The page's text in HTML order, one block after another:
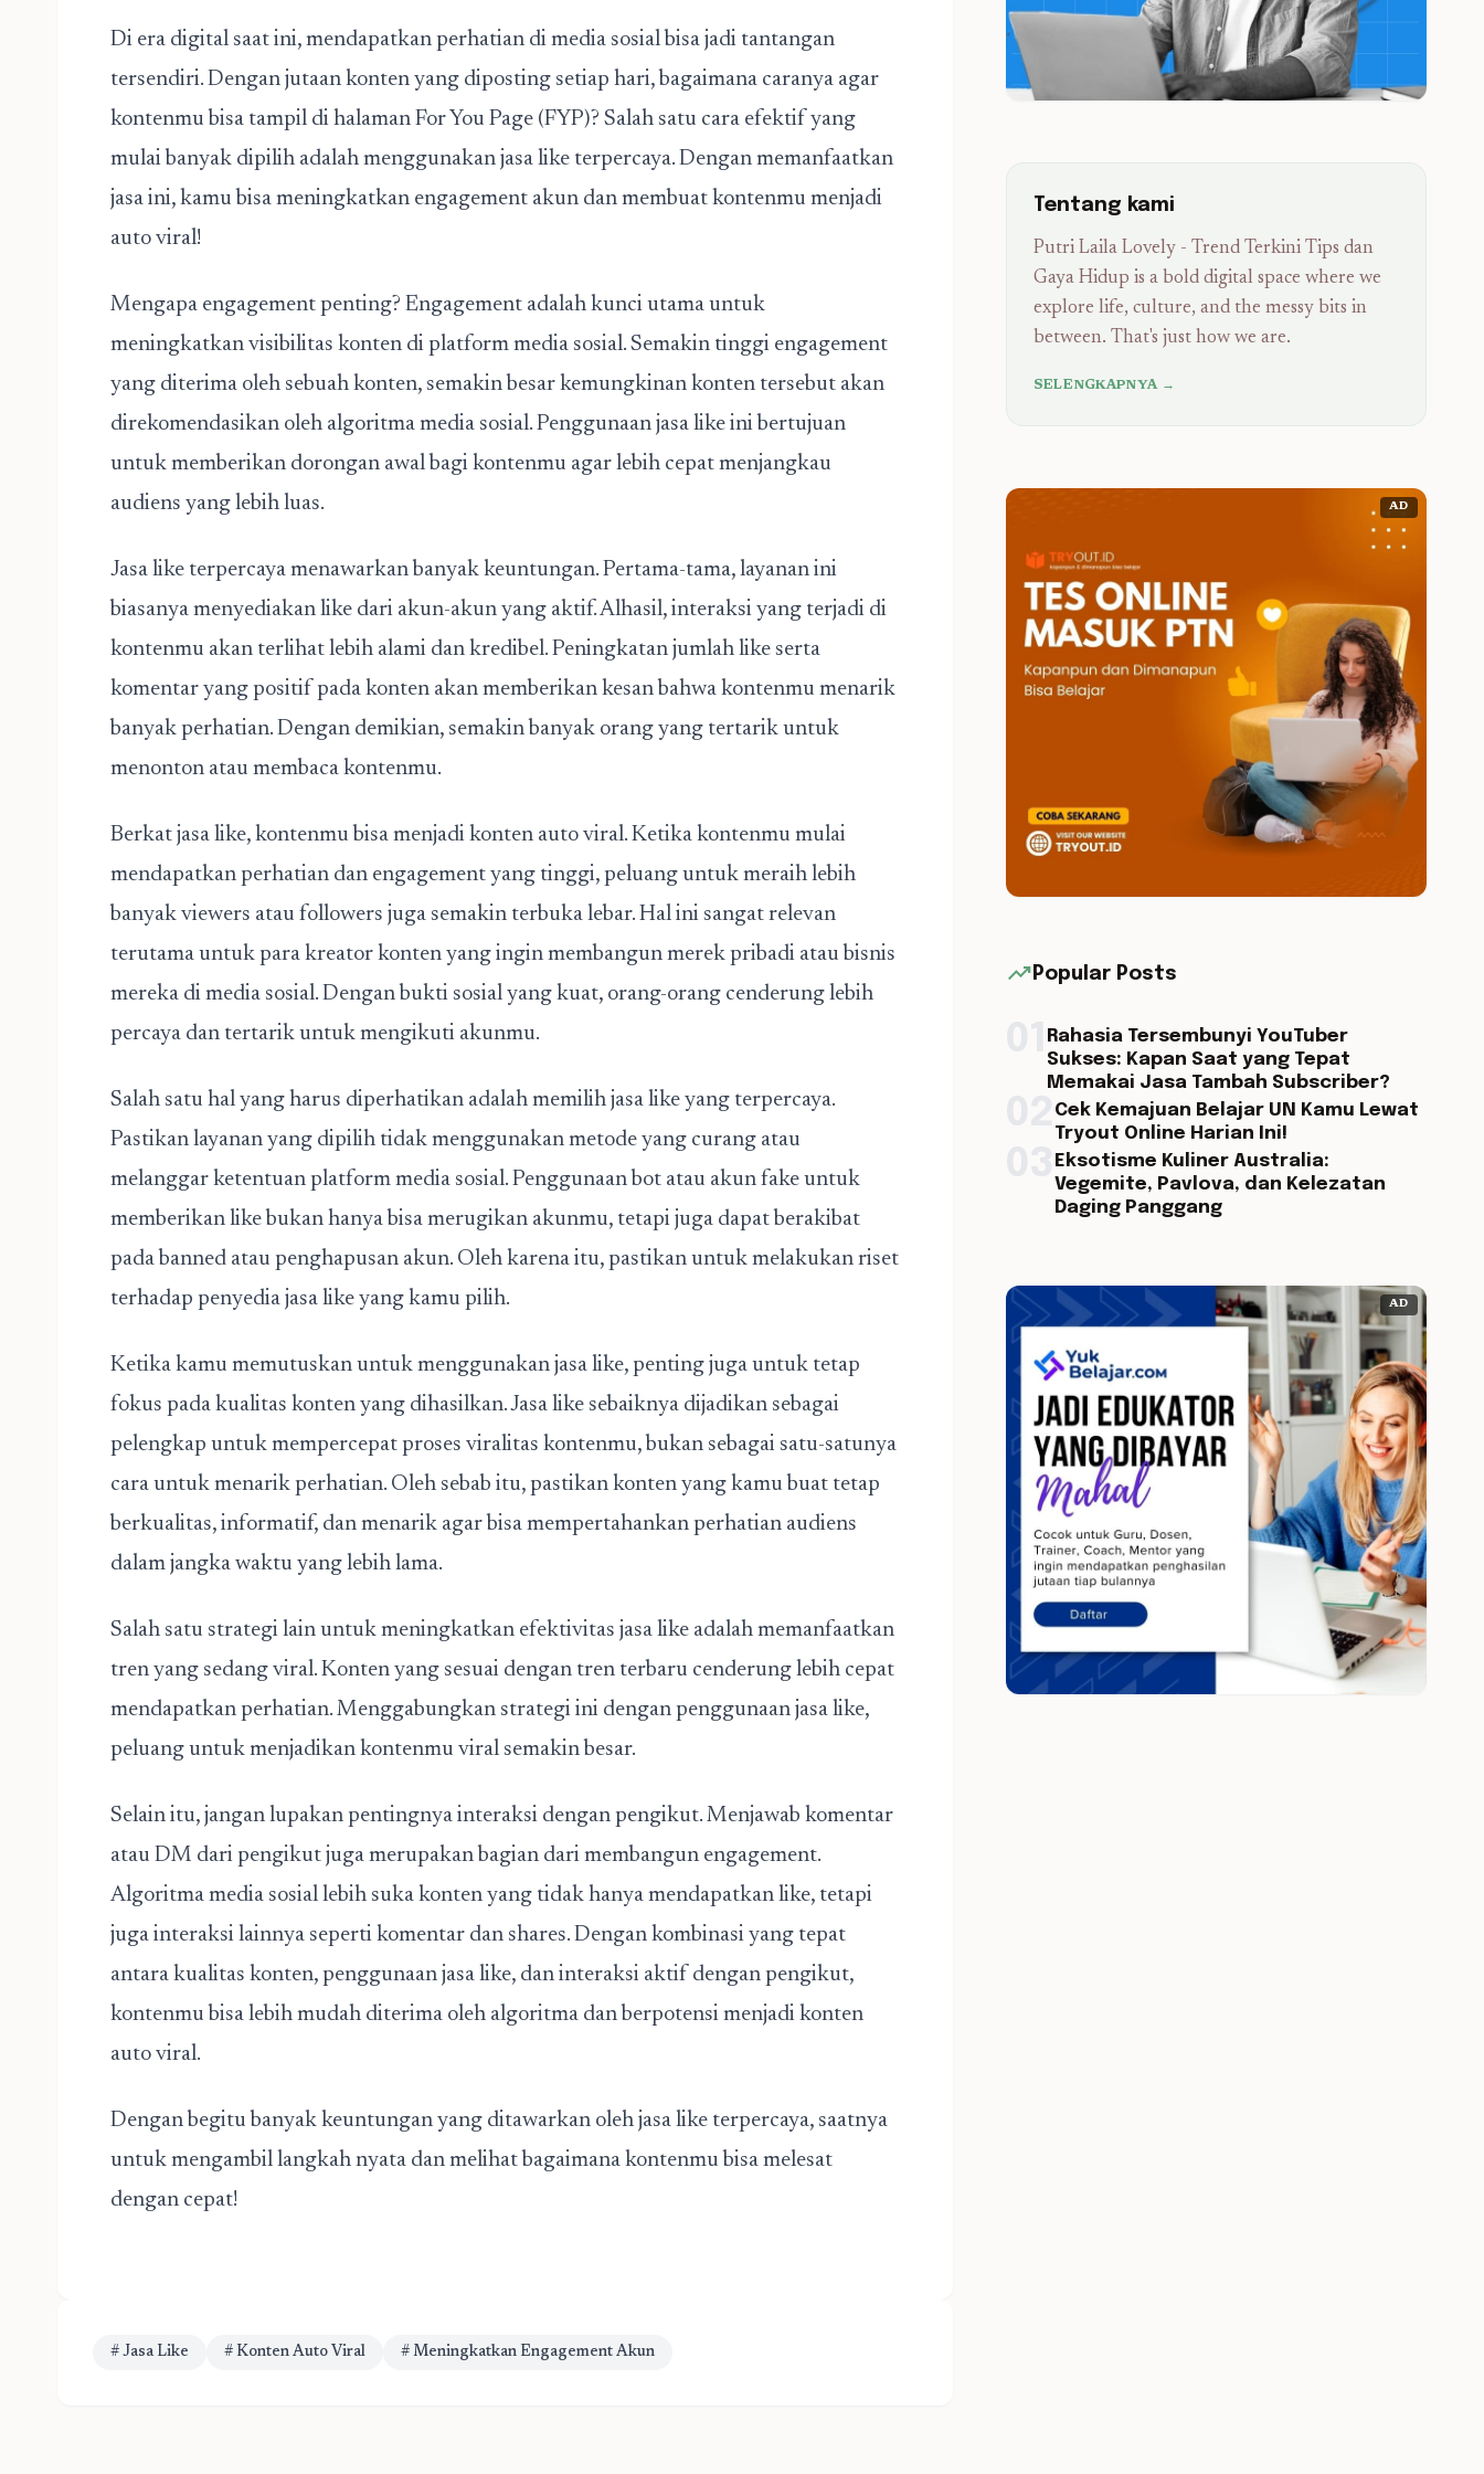
Di era digital saat ini, mendapatkan perhatian di media sosial bisa jadi tantangan
tersendiri. Dengan jutaan konten yang diposting setiap hari, bagaimana caranya agar
kontenmu bisa tampil di halaman For You Page (FYP)? Salah satu cara efektif yang
mulai banyak dipilih adalah menggunakan jasa like terpercaya. Dengan memanfaatkan
jasa ini, kamu bisa meningkatkan engagement akun dan membuat kontenmu menjadi
auto viral!
Mengapa engagement penting? Engagement adalah kunci utama untuk
meningkatkan visibilitas konten di platform media sosial. Semakin tinggi engagement
yang diterima oleh sebuah konten, semakin besar kemungkinan konten tersebut akan
direkomendasikan oleh algoritma media sosial. Penggunaan jasa like ini bertujuan
untuk memberikan dorongan awal bagi kontenmu agar lebih cepat menjangkau
audiens yang lebih luas.
Jasa like terpercaya menawarkan banyak keuntungan. Pertama-tama, layanan ini
biasanya menyediakan like dari akun-akun yang aktif. Alhasil, interaksi yang terjadi di
kontenmu akan terlihat lebih alami dan kredibel. Peningkatan jumlah like serta
komentar yang positif pada konten akan memberikan kesan bahwa kontenmu menarik
banyak perhatian. Dengan demikian, semakin banyak orang yang tertarik untuk
menonton atau membaca kontenmu.
Berkat jasa like, kontenmu bisa menjadi konten auto viral. Ketika kontenmu mulai
mendapatkan perhatian dan engagement yang tinggi, peluang untuk meraih lebih
banyak viewers atau followers juga semakin terbuka lebar. Hal ini sangat relevan
terutama untuk para kreator konten yang ingin membangun merek pribadi atau bisnis
mereka di media sosial. Dengan bukti sosial yang kuat, orang-orang cenderung lebih
percaya dan tertarik untuk mengikuti akunmu.
Salah satu hal yang harus diperhatikan adalah memilih jasa like yang terpercaya.
Pastikan layanan yang dipilih tidak menggunakan metode yang curang atau
melanggar ketentuan platform media sosial. Penggunaan bot atau akun fake untuk
memberikan like bukan hanya bisa merugikan akunmu, tetapi juga dapat berakibat
pada banned atau penghapusan akun. Oleh karena itu, pastikan untuk melakukan riset
terhadap penyedia jasa like yang kamu pilih.
Ketika kamu memutuskan untuk menggunakan jasa like, penting juga untuk tetap
fokus pada kualitas konten yang dihasilkan. Jasa like sebaiknya dijadikan sebagai
pelengkap untuk mempercepat proses viralitas kontenmu, bukan sebagai satu-satunya
cara untuk menarik perhatian. Oleh sebab itu, pastikan konten yang kamu buat tetap
berkualitas, informatif, dan menarik agar bisa mempertahankan perhatian audiens
dalam jangka waktu yang lebih lama.
Salah satu strategi lain untuk meningkatkan efektivitas jasa like adalah memanfaatkan
tren yang sedang viral. Konten yang sesuai dengan tren terbaru cenderung lebih cepat
mendapatkan perhatian. Menggabungkan strategi ini dengan penggunaan jasa like,
peluang untuk menjadikan kontenmu viral semakin besar.
Selain itu, jangan lupakan pentingnya interaksi dengan pengikut. Menjawab komentar
atau DM dari pengikut juga merupakan bagian dari membangun engagement.
Algoritma media sosial lebih suka konten yang tidak hanya mendapatkan like, tetapi
juga interaksi lainnya seperti komentar dan shares. Dengan kombinasi yang tepat
antara kualitas konten, penggunaan jasa like, dan interaksi aktif dengan pengikut,
kontenmu bisa lebih mudah diterima oleh algoritma dan berpotensi menjadi konten
auto viral.
Dengan begitu banyak keuntungan yang ditawarkan oleh jasa like terpercaya, saatnya
untuk mengambil langkah nyata dan melihat bagaimana kontenmu bisa melesat
dengan cepat!
# Jasa Like # Konten Auto Viral # Meningkatkan Engagement Akun
Tentang kami
Putri Laila Lovely - Trend Terkini Tips dan
Gaya Hidup is a bold digital space where we
explore life, culture, and the messy bits in
between. That's just how we are.
SELENGKAPNYA →
AD
trending_up Popular Posts
Rahasia Tersembunyi YouTuber
Sukses: Kapan Saat yang Tepat
Memakai Jasa Tambah Subscriber?
Cek Kemajuan Belajar UN Kamu Lewat
Tryout Online Harian Ini!
Eksotisme Kuliner Australia:
Vegemite, Pavlova, dan Kelezatan
Daging Panggang
AD